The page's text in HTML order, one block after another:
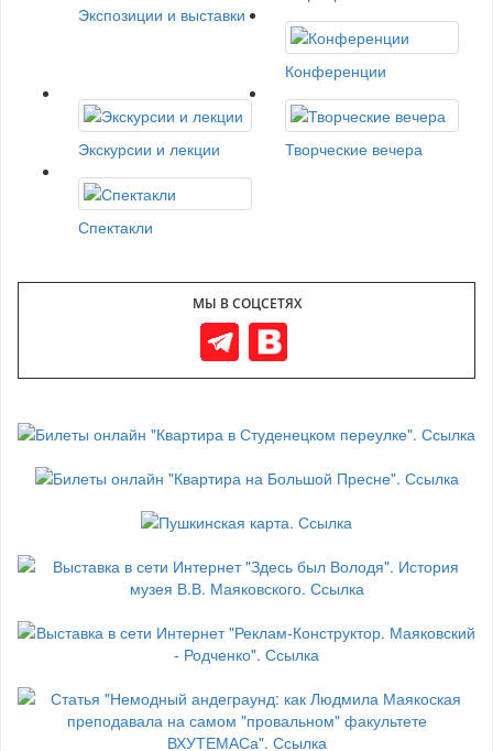
Экспозиции и выставки
Конференции
Экскурсии и лекции Творческие вечера
Спектакли
МЫ В СОЦСЕТЯХ